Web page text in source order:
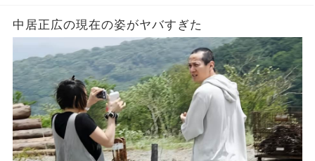
中居正広の現在の姿がヤバすぎた